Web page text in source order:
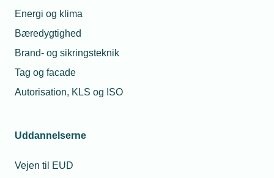
Energi og klima
Bæredygtighed
Brand- og sikringsteknik
Tag og facade
Autorisation, KLS og ISO
Uddannelserne
Vejen til EUD